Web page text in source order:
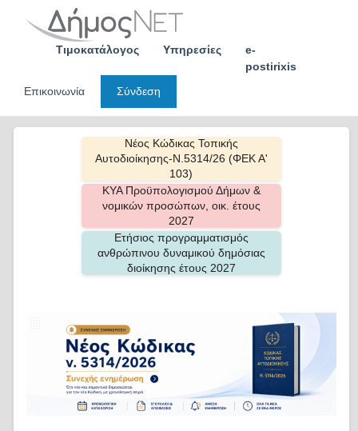
Τιμοκατάλογος Υπηρεσίες
e-
postirixis
Επικοινωνία
Σύνδεση
Νέος Κώδικας Τοπικής
Αυτοδιοίκησης-Ν.5314/26 (ΦΕΚ Α'
103)
ΚΥΑ Προϋπολογισμού Δήμων &
νομικών προσώπων, οικ. έτους
2027
Ετήσιος προγραμματισμός
ανθρώπινου δυναμικού δημόσιας
διοίκησης έτους 2027